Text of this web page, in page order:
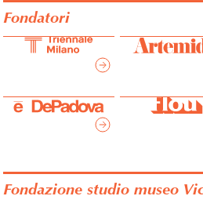
Fondatori
Fondazione studio museo